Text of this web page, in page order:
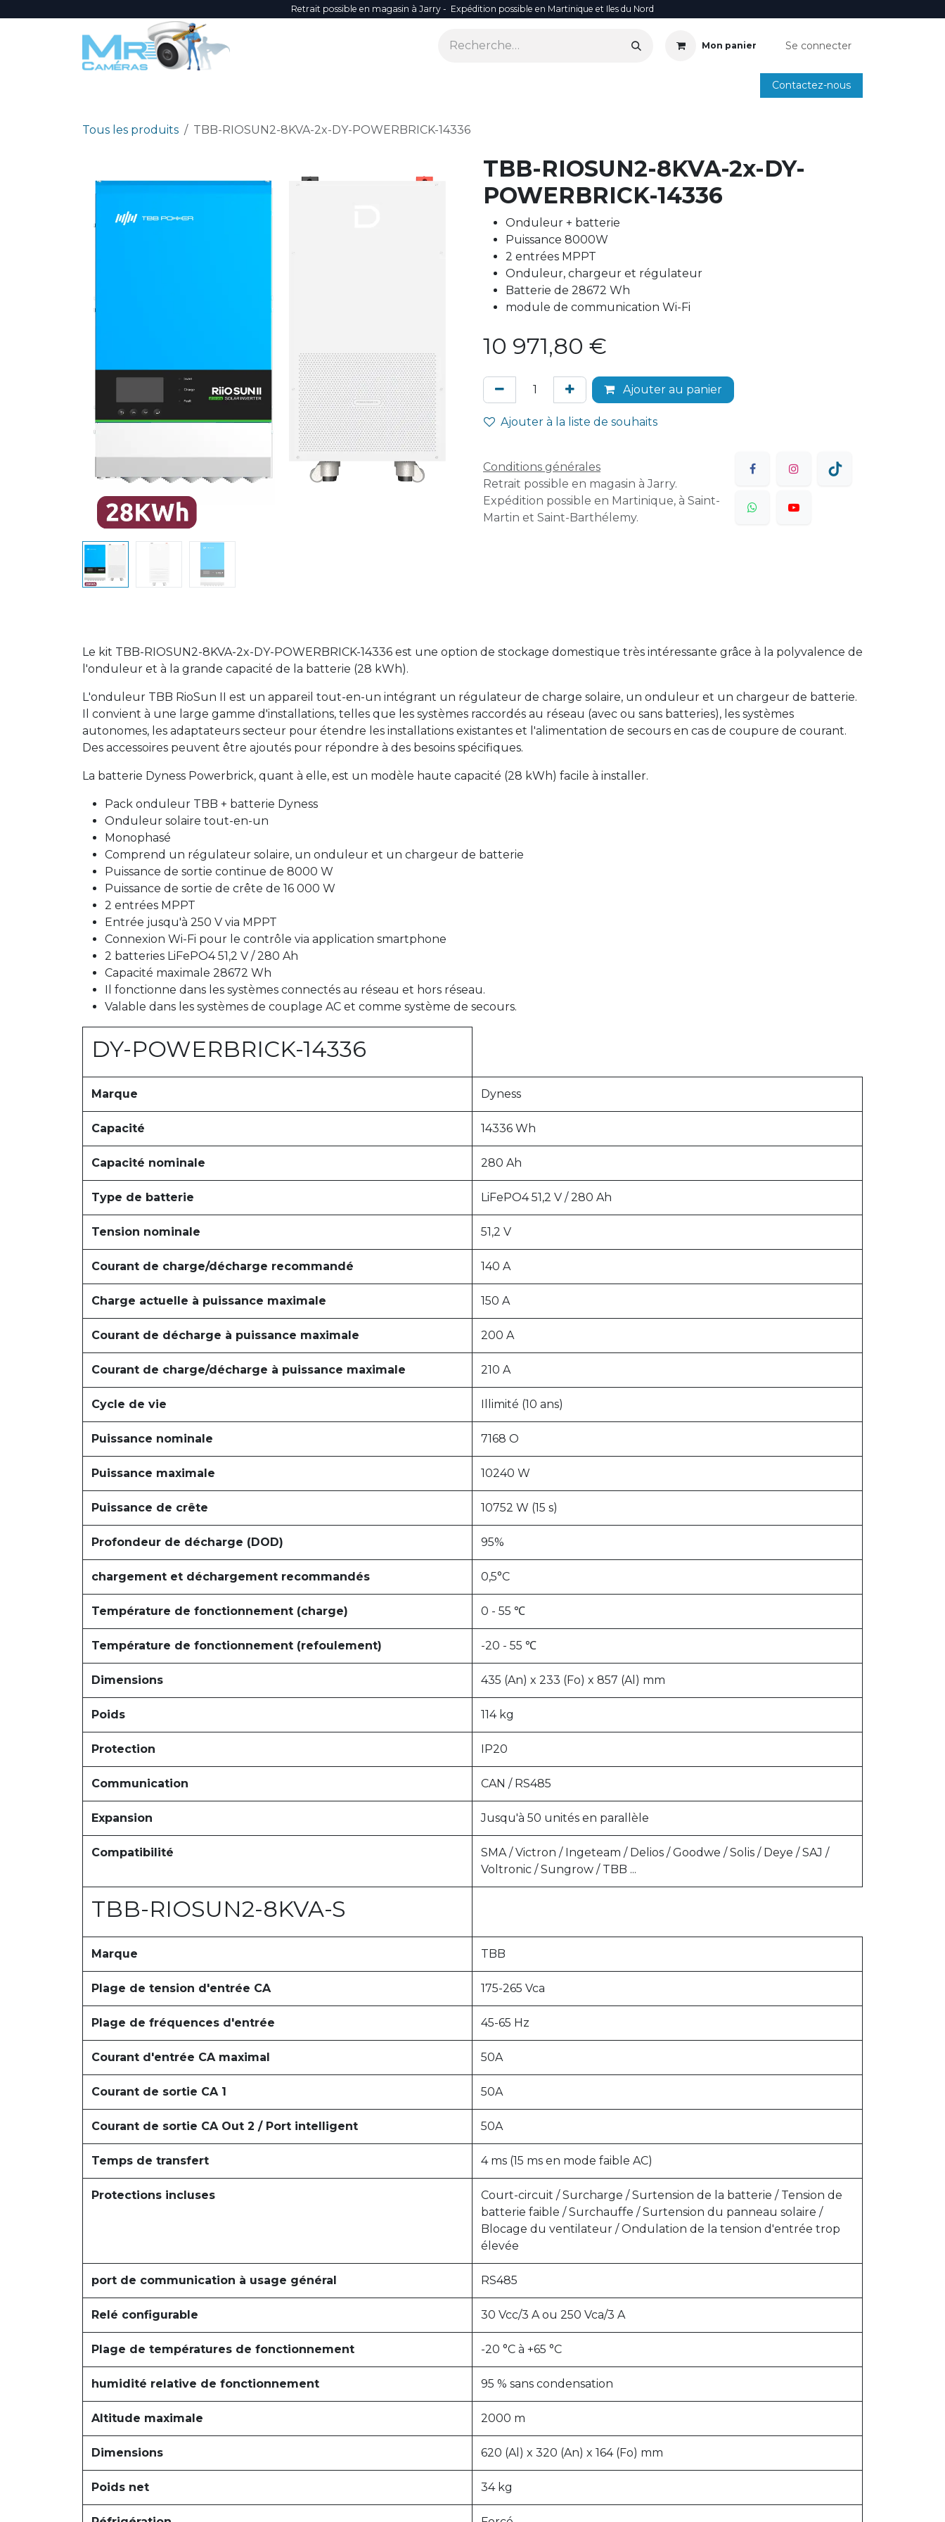
Retrait possible en magasin à Jarry - Expédition possible en Martinique et Iles du Nord
Mon panier Se connecter
ANNUAIRE INSTALLATEURS SMARTPHONE
Contactez-nous
Tous les produits TBB-RIOSUN2-8KVA-2x-DY-POWERBRICK-14336
TBB-RIOSUN2-8KVA-2x-DY-
POWERBRICK-14336
Onduleur + batterie
Puissance 8000W
2 entrées MPPT
Onduleur, chargeur et régulateur
Batterie de 28672 Wh
module de communication Wi-Fi
10 971,80 €
Ajouter au panier
Ajouter à la liste de souhaits
Conditions générales
Retrait possible en magasin à Jarry.
Expédition possible en Martinique, à Saint-
Martin et Saint-Barthélemy.
Le kit TBB-RIOSUN2-8KVA-2x-DY-POWERBRICK-14336 est une option de stockage domestique très intéressante grâce à la polyvalence de
l'onduleur et à la grande capacité de la batterie (28 kWh).
L'onduleur TBB RioSun II est un appareil tout-en-un intégrant un régulateur de charge solaire, un onduleur et un chargeur de batterie.
Il convient à une large gamme d'installations, telles que les systèmes raccordés au réseau (avec ou sans batteries), les systèmes
autonomes, les adaptateurs secteur pour étendre les installations existantes et l'alimentation de secours en cas de coupure de courant.
Des accessoires peuvent être ajoutés pour répondre à des besoins spécifiques.
La batterie Dyness Powerbrick, quant à elle, est un modèle haute capacité (28 kWh) facile à installer.
Pack onduleur TBB + batterie Dyness
Onduleur solaire tout-en-un
Monophasé
Comprend un régulateur solaire, un onduleur et un chargeur de batterie
Puissance de sortie continue de 8000 W
Puissance de sortie de crête de 16 000 W
2 entrées MPPT
Entrée jusqu'à 250 V via MPPT
Connexion Wi-Fi pour le contrôle via application smartphone
2 batteries LiFePO4 51,2 V / 280 Ah
Capacité maximale 28672 Wh
Il fonctionne dans les systèmes connectés au réseau et hors réseau.
Valable dans les systèmes de couplage AC et comme système de secours.
DY-POWERBRICK-14336
Marque Dyness
Capacité 14336 Wh
Capacité nominale 280 Ah
Type de batterie LiFePO4 51,2 V / 280 Ah
Tension nominale 51,2 V
Courant de charge/décharge recommandé 140 A
Charge actuelle à puissance maximale 150 A
Courant de décharge à puissance maximale 200 A
Courant de charge/décharge à puissance maximale 210 A
Cycle de vie Illimité (10 ans)
Puissance nominale 7168 O
Puissance maximale 10240 W
Puissance de crête 10752 W (15 s)
Profondeur de décharge (DOD) 95%
chargement et déchargement recommandés 0,5°C
Température de fonctionnement (charge) 0 - 55 ℃
Température de fonctionnement (refoulement) -20 - 55 ℃
Dimensions 435 (An) x 233 (Fo) x 857 (Al) mm
Poids 114 kg
Protection IP20
Communication CAN / RS485
Expansion Jusqu'à 50 unités en parallèle
Compatibilité
SMA / Victron / Ingeteam / Delios / Goodwe / Solis / Deye / SAJ /
Voltronic / Sungrow / TBB ...
TBB-RIOSUN2-8KVA-S
Marque TBB
Plage de tension d'entrée CA 175-265 Vca
Plage de fréquences d'entrée 45-65 Hz
Courant d'entrée CA maximal 50A
Courant de sortie CA 1 50A
Courant de sortie CA Out 2 / Port intelligent 50A
Temps de transfert 4 ms (15 ms en mode faible AC)
Protections incluses
Court-circuit / Surcharge / Surtension de la batterie / Tension de
batterie faible / Surchauffe / Surtension du panneau solaire /
Blocage du ventilateur / Ondulation de la tension d'entrée trop
élevée
port de communication à usage général RS485
Relé configurable 30 Vcc/3 A ou 250 Vca/3 A
Plage de températures de fonctionnement -20 °C à +65 °C
humidité relative de fonctionnement 95 % sans condensation
Altitude maximale 2000 m
Dimensions 620 (Al) x 320 (An) x 164 (Fo) mm
Poids net 34 kg